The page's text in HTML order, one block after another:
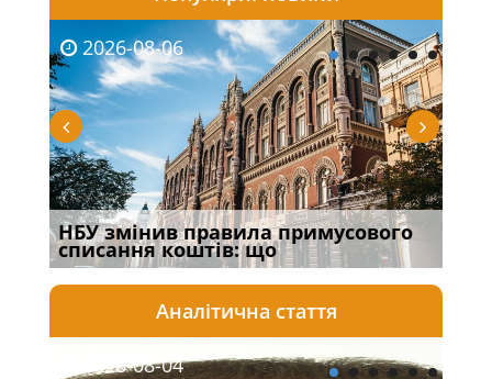
2026-08-06
НБУ змінив правила примусового
списання коштів: що
Аналітична стаття
2026-08-04